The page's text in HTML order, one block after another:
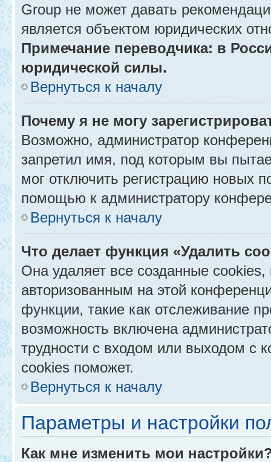
Group не может давать
является объектом юридических
Примечание переводчика: в
юридической силы.
Вернуться к началу
Почему я не могу
Возможно, администратор
запретил имя, под которым вы
мог отключить регистрацию новых
помощью к администратору
Вернуться к началу
Что делает функция «Удалить
Она удаляет все созданные
авторизованным на этой
функции, такие как отслеживание
возможность включена
трудности с входом или выходом с
cookies поможет.
Вернуться к началу
Параметры и настройки
Как мне изменить мои